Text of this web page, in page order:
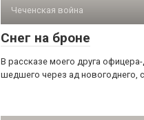
Чеченская война
Снег на броне
В рассказе моего друга
шедшего через ад новогоднего,